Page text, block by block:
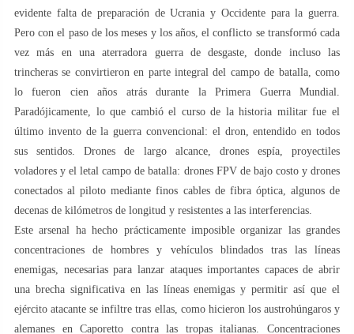
evidente falta de preparación de Ucrania y Occidente para la guerra.
Pero con el paso de los meses y los años, el conflicto se transformó cada
vez más en una aterradora guerra de desgaste, donde incluso las
trincheras se convirtieron en parte integral del campo de batalla, como
lo fueron cien años atrás durante la Primera Guerra Mundial.
Paradójicamente, lo que cambió el curso de la historia militar fue el
último invento de la guerra convencional: el dron, entendido en todos
sus sentidos. Drones de largo alcance, drones espía, proyectiles
voladores y el letal campo de batalla: drones FPV de bajo costo y drones
conectados al piloto mediante finos cables de fibra óptica, algunos de
decenas de kilómetros de longitud y resistentes a las interferencias.
Este arsenal ha hecho prácticamente imposible organizar las grandes
concentraciones de hombres y vehículos blindados tras las líneas
enemigas, necesarias para lanzar ataques importantes capaces de abrir
una brecha significativa en las líneas enemigas y permitir así que el
ejército atacante se infiltre tras ellas, como hicieron los austrohúngaros y
alemanes en Caporetto contra las tropas italianas. Concentraciones